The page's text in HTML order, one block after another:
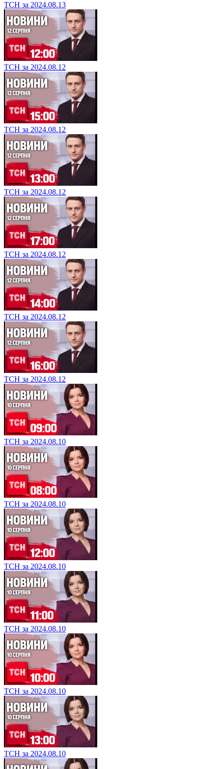
ТСН за 2024.08.13
ТСН за 2024.08.12
ТСН за 2024.08.12
ТСН за 2024.08.12
ТСН за 2024.08.12
ТСН за 2024.08.12
ТСН за 2024.08.12
ТСН за 2024.08.10
ТСН за 2024.08.10
ТСН за 2024.08.10
ТСН за 2024.08.10
ТСН за 2024.08.10
ТСН за 2024.08.10